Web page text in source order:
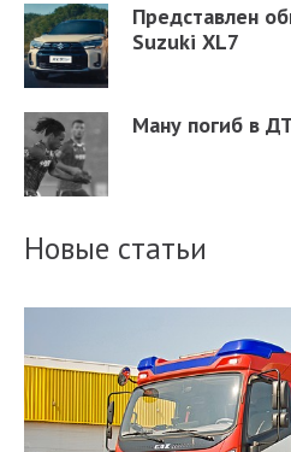
Представлен
Suzuki XL7
Ману погиб в
Новые статьи